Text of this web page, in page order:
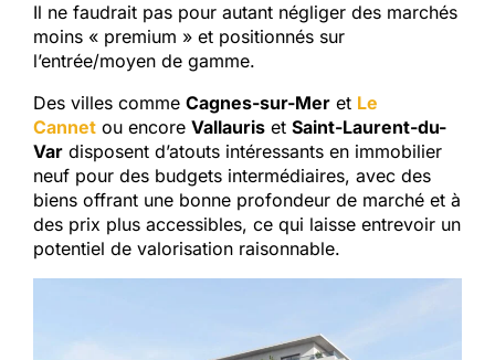
Il ne faudrait pas pour autant négliger des marchés
moins « premium » et positionnés sur
l’entrée/moyen de gamme.
Des villes comme Cagnes-sur-Mer et Le
Cannet ou encore Vallauris et Saint-Laurent-du-
Var disposent d’atouts intéressants en immobilier
neuf pour des budgets intermédiaires, avec des
biens offrant une bonne profondeur de marché et à
des prix plus accessibles, ce qui laisse entrevoir un
potentiel de valorisation raisonnable.